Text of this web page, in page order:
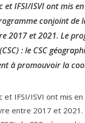
et IFSI/ISVI ont mis
conjoint de
2017 et 2021. Le
: le CSC
à promouvoir la
et IFSI/ISVI ont mis
entre 2017 et